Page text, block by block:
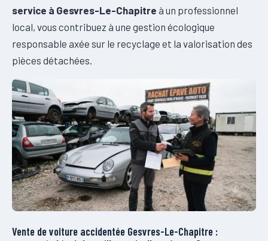
service à Gesvres-Le-Chapitre à un professionnel
local, vous contribuez à une gestion écologique
responsable axée sur le recyclage et la valorisation des
pièces détachées.
Vente de voiture accidentée Gesvres-Le-Chapitre :